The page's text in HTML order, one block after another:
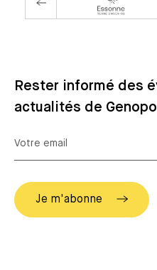
Rester informé des
actualités de